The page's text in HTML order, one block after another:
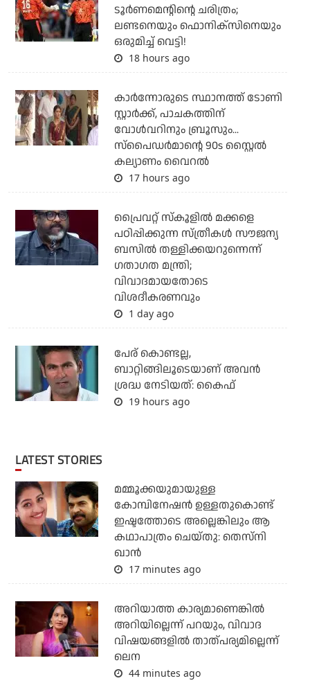
ടൂര്‍ണമെന്റിന്റെ ചരിത്രം;
ലണ്ടനെയും ഫൊനിക്‌സിനെയും
ഒരുമിച്ച് വെട്ടി!
18 hours ago
കാര്‍ന്നോരുടെ സ്ഥാനത്ത് ടോണി
സ്റ്റാര്‍ക്ക്, പാചകത്തിന്
വോള്‍വറിനും ബ്രൂസും...
സ്‌പൈഡര്‍മാന്റെ 90s സ്റ്റൈല്‍
കല്യാണം വൈറല്‍
17 hours ago
പ്രൈവറ്റ് സ്‌കൂളില്‍ മക്കളെ
പഠിപ്പിക്കുന്ന സ്ത്രീകള്‍ സൗജന്യ
ബസില്‍ തള്ളിക്കയറുന്നെന്ന്
ഗതാഗത മന്ത്രി;
വിവാദമായതോടെ
വിശദീകരണവും
1 day ago
പേര് കൊണ്ടല്ല,
ബാറ്റിങ്ങിലൂടെയാണ് അവൻ
ശ്രദ്ധ നേടിയത്: കൈഫ്
19 hours ago
LATEST STORIES
മമ്മൂക്കയുമായുള്ള
കോമ്പിനേഷൻ ഉള്ളതുകൊണ്ട്
ഇഷ്ടത്തോടെ അല്ലെങ്കിലും ആ
കഥാപാത്രം ചെയ്തു: തെസ്നി
ഖാൻ
17 minutes ago
അറിയാത്ത കാര്യമാണെങ്കിൽ
അറിയില്ലെന്ന് പറയും, വിവാദ
വിഷയങ്ങളിൽ താത്പര്യമില്ലെന്ന്
ലെന
44 minutes ago